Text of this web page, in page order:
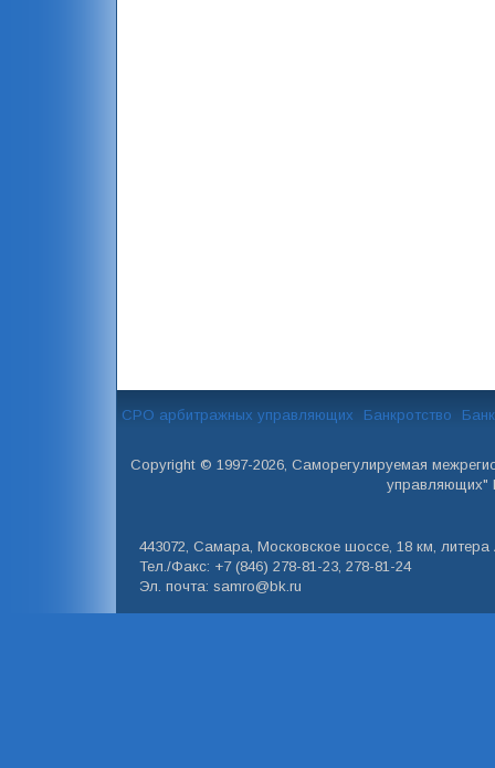
СРО арбитражных управляющих Банкротство
Copyright © 1997-2026, Саморегулируемая
управляющих"
443072, Самара, Московское шоссе, 18 км, литера
Тел./Факс: +7 (846) 278-81-23, 278-81-24
Эл. почта: samro@bk.ru